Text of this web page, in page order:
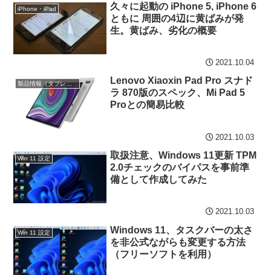
iPhone・iPad
久々に起動の iPhone 5, iPhone 6
ともに 周囲の4辺に黄ばみが発
生。黄ばみ、劣化の概要
2021.10.04
製品情報（タブレット）
Lenovo Xiaoxin Pad Pro スナド
ラ 870版のスペック、Mi Pad 5
Proとの簡易比較
2021.10.03
Win 11 設定
取扱注意、Windows 11更新 TPM
2.0チェックのバイパスを事前準
備として作成してみた
2021.10.03
Win 11 設定
Windows 11、タスクバーの太さ
を非公式ながらも変更する方法
（フリーソフトを利用）